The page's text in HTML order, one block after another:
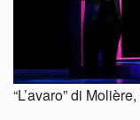
“L’avaro” di